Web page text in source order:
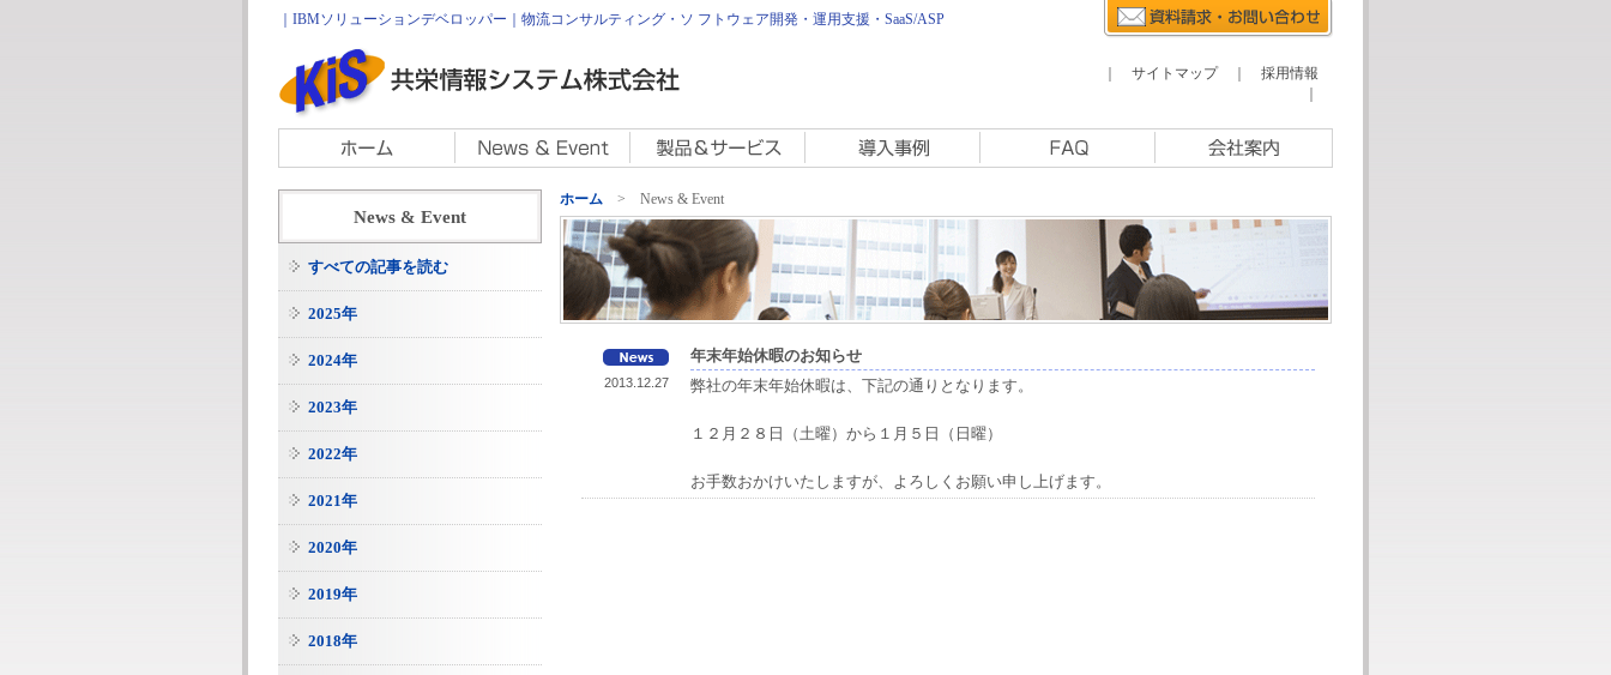
｜IBMソリューションデベロッパー｜物流コンサルティング・ソ フトウェア開発・運用支援・SaaS/ASP
サイトマップ｜ 採用情報
News & Event
すべての記事を読む
2025年
2024年
2023年
2022年
2021年
2020年
2019年
2018年
ホーム > News & Event
年末年始休暇のお知らせ
2013.12.27 弊社の年末年始休暇は、下記の通りとなります。
１２月２８日（土曜）から１月５日（日曜）
お手数おかけいたしますが、よろしくお願い申し上げます。